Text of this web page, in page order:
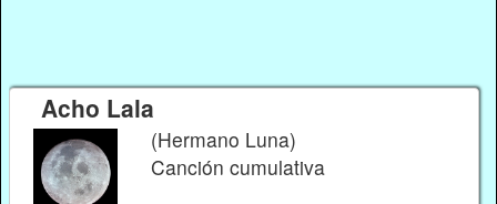
Acho Lala
(Hermano Luna)
Canción cumulativa